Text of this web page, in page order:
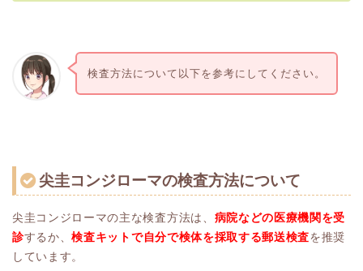
検査方法について以下を参考にしてください。
尖圭コンジローマの検査方法について
尖圭コンジローマの主な検査方法は、 病院などの医療機関を受
診するか、検査キットで自分で検体を採取する郵送検査を推奨
しています。